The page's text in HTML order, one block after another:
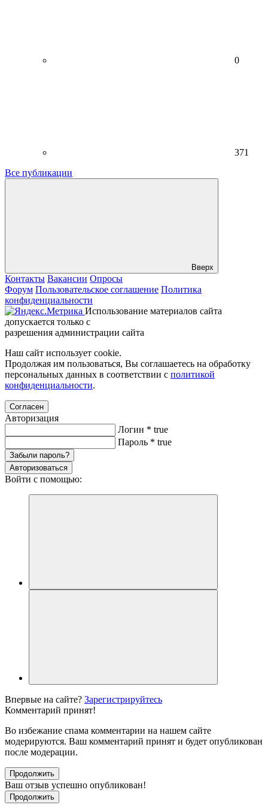
0
371
Все публикации
Вверх
Контакты Вакансии Опросы
Форум Пользовательское соглашение Политика
конфиденциальности
Использование материалов сайта
допускается только с
разрешения администрации сайта
Наш сайт использует cookie.
Продолжая им пользоваться, Вы соглашаетесь на обработку
персональных данных в соответствии с политикой
конфиденциальности.
Согласен
Авторизация
Логин * true
Пароль * true
Забыли пароль?
Авторизоваться
Войти с помощью:
Впервые на сайте? Зарегистрируйтесь
Комментарий принят!
Во избежание спама комментарии на нашем сайте
модерируются. Ваш комментарий принят и будет опубликован
после модерации.
Продолжить
Ваш отзыв успешно опубликован!
Продолжить